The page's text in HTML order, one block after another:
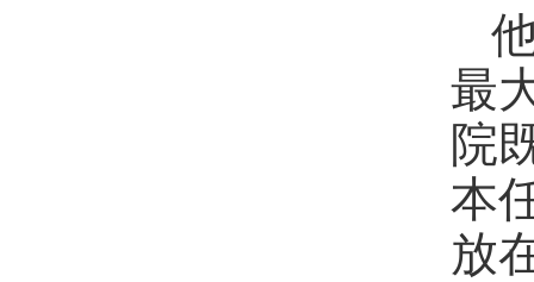
最
院
本
放